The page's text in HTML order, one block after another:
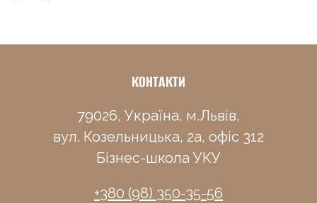
КОНТАКТИ
79026, Україна, м.Львів,
вул. Козельницька, 2а, офіс 312
Бізнес-школа УКУ
+380 (98) 350-35-56